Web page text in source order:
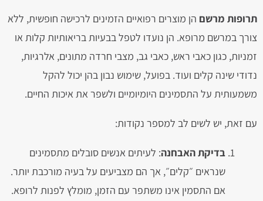
תרופות מרשם הן מוצרים רפואיים הזמינים לרכישה חופשית, ללא
צורך במרשם מרופא. הן נועדו לטפל בבעיות בריאותיות קלות או
זמניות, כגון כאבי ראש, כאבי גב, מצבי חרדה מתונים, אלרגיות,
נדודי שינה קלים ועוד. בפועל, שימוש נבון בהן יכול להקל
משמעותית על התסמינים היומיומיים ולשפר את איכות החיים.
עם זאת, יש לשים לב למספר נקודות:
בדיקת האבחנה: לעיתים אנשים סובלים מתסמינים
שנראים ״קלים״, אך הם מצביעים על בעיה מורכבת יותר.
אם התסמין אינו משתפר עם הזמן, מומלץ לפנות לרופא.